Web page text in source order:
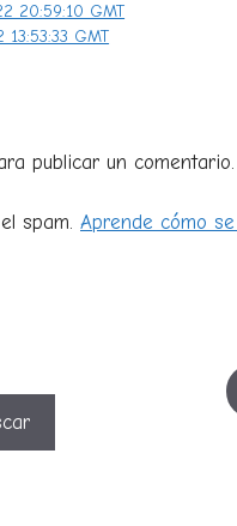
20:59:10 GMT
GMT
publicar un comentario.
spam. Aprende cómo